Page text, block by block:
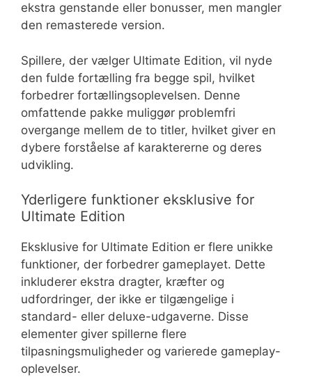
ekstra genstande eller bonusser, men mangler
den remasterede version.
Spillere, der vælger Ultimate Edition, vil nyde
den fulde fortælling fra begge spil, hvilket
forbedrer fortællingsoplevelsen. Denne
omfattende pakke muliggør problemfri
overgange mellem de to titler, hvilket giver en
dybere forståelse af karaktererne og deres
udvikling.
Yderligere funktioner eksklusive for
Ultimate Edition
Eksklusive for Ultimate Edition er flere unikke
funktioner, der forbedrer gameplayet. Dette
inkluderer ekstra dragter, kræfter og
udfordringer, der ikke er tilgængelige i
standard- eller deluxe-udgaverne. Disse
elementer giver spillerne flere
tilpasningsmuligheder og varierede gameplay-
oplevelser.